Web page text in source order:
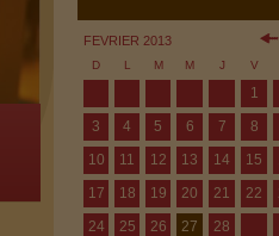
FEVRIER 2013
D L M M J V
1
3
4 5 6 7
8
10
11 12 13 14 15
17
18 19 20 21 22
24
25 26 27 28